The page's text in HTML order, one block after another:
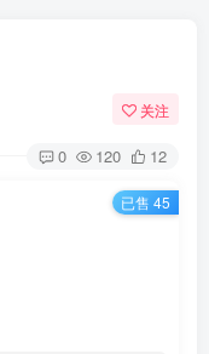
关注
0 120 12
已售 45